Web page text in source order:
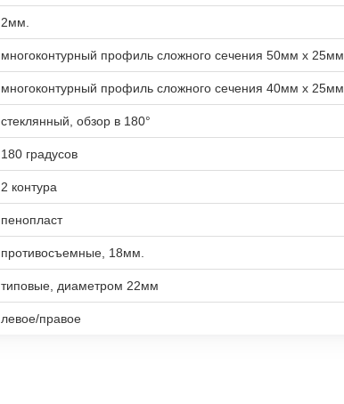
2мм.
многоконтурный профиль сложного сечения 50мм х 25мм
многоконтурный профиль сложного сечения 40мм х 25мм
стеклянный, обзор в 180°
180 градусов
2 контура
пенопласт
противосъемные, 18мм.
типовые, диаметром 22мм
левое/правое